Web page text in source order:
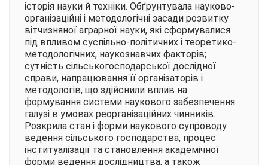
історія науки й техніки. Обґрунтувала науково-
організаційні і методологічні засади розвитку
вітчизняної аграрної науки, які сформувалися
під впливом суспільно-політичних і теоретико-
методологічних, наукознавчих факторів;
сутність сільськогосподарської дослідної
справи, напрацювання її організаторів і
методологів, що здійснили вплив на
формування системи наукового забезпечення
галузі в умовах реорганізаційних чинників.
Розкрила стан і форми наукового супроводу
ведення сільського господарства, процес
інституалізації та становлення академічної
форми ведення дослідництва, а також